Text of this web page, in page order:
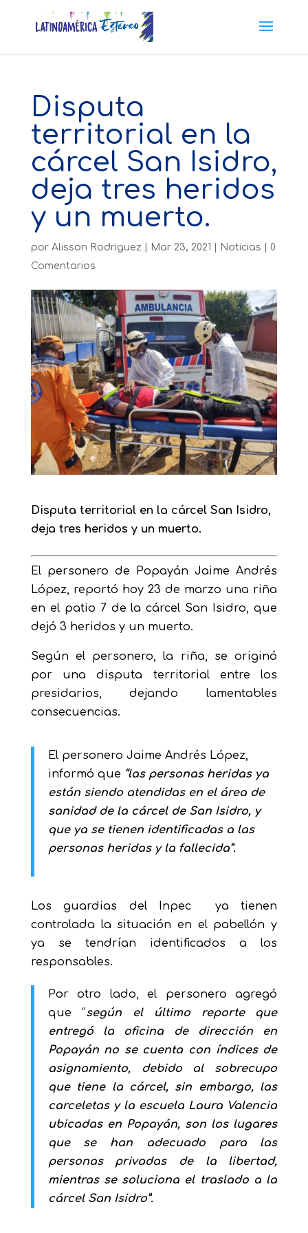
Disputa
territorial en la
cárcel San Isidro,
deja tres heridos
y un muerto.
por Alisson Rodriguez Mar 23, 2021 Noticias
0
Comentarios
Disputa territorial en la cárcel San Isidro,
deja tres heridos y un muerto.
El personero de Popayán Jaime Andrés
López, reportó hoy 23 de marzo una riña
en el patio 7 de la cárcel San Isidro, que
dejó 3 heridos y un muerto.
Según el personero, la riña, se originó
por una disputa territorial entre los
presidarios, dejando lamentables
consecuencias.
El personero Jaime Andrés López,
informó que “las personas heridas ya
están siendo atendidas en el área de
sanidad de la cárcel de San Isidro, y
que ya se tienen identificadas a las
personas heridas y la fallecida”.
Los guardias del Inpec ya tienen
controlada la situación en el pabellón y
ya se tendrían identificados a los
responsables.
Por otro lado, el personero agregó
que “según el último reporte que
entregó la oficina de dirección en
Popayán no se cuenta con índices de
asignamiento, debido al sobrecupo
que tiene la cárcel, sin embargo, las
carceletas y la escuela Laura Valencia
ubicadas en Popayán, son los lugares
que se han adecuado para las
personas privadas de la libertad,
mientras se soluciona el traslado a la
cárcel San Isidro”.